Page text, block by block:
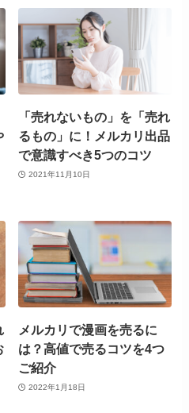
「売れないもの」を「売れ
るもの」に！メルカリ出品
で意識すべき5つのコツ
2021年11月10日
メルカリで漫画を売るに
は？高値で売るコツを4つ
ご紹介
2022年1月18日